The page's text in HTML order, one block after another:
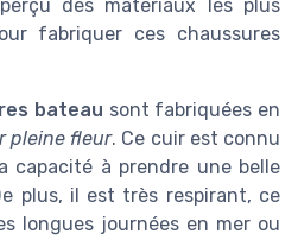
des matériaux les plus
fabriquer ces chaussures
bateau sont fabriquées en
pleine fleur. Ce cuir est connu
capacité à prendre une belle
plus, il est très respirant, ce
longues journées en mer ou